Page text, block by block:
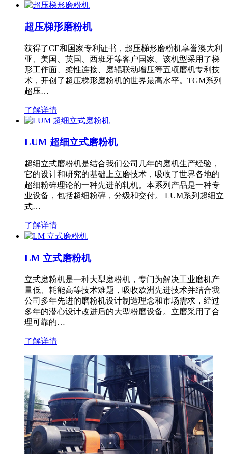
超压梯形磨粉机
获得了CE和国家专利证书，超压梯形磨粉机享誉澳大利
亚、美国、英国、西班牙等客户国家。该机型采用了梯
形工作面、柔性连接、磨辊联动增压等五项磨机专利技
术，开创了超压梯形磨粉机的世界最高水平。TGM系列
超压…
了解详情
LUM 超细立式磨粉机
超细立式磨粉机是结合我们公司几年的磨机生产经验，
它的设计和研究的基础上立磨技术，吸收了世界各地的
超细粉碎理论的一种先进的轧机。本系列产品是一种专
业设备，包括超细粉碎，分级和交付。 LUM系列超细立
式…
了解详情
LM 立式磨粉机
立式磨粉机是一种大型磨粉机，专门为解决工业磨机产
量低、耗能高等技术难题，吸收欧洲先进技术并结合我
公司多年先进的磨粉机设计制造理念和市场需求，经过
多年的潜心设计改进后的大型粉磨设备。立磨采用了合
理可靠的…
了解详情